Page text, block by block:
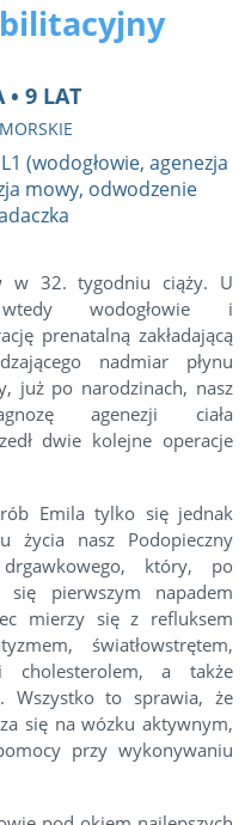
• 9 LAT
(wodogłowie, agenezja
mowy, odwodzenie
w 32. tygodniu ciąży. U
wtedy wodogłowie i
prenatalną zakładającą
nadmiar płynu
już po narodzinach, nasz
agenezji ciała
dwie kolejne operacje
Emila tylko się jednak
życia nasz Podopieczny
który, po
się pierwszym napadem
mierzy się z refluksem
światłowstrętem,
a także
Wszystko to sprawia, że
się na wózku aktywnym,
przy wykonywaniu